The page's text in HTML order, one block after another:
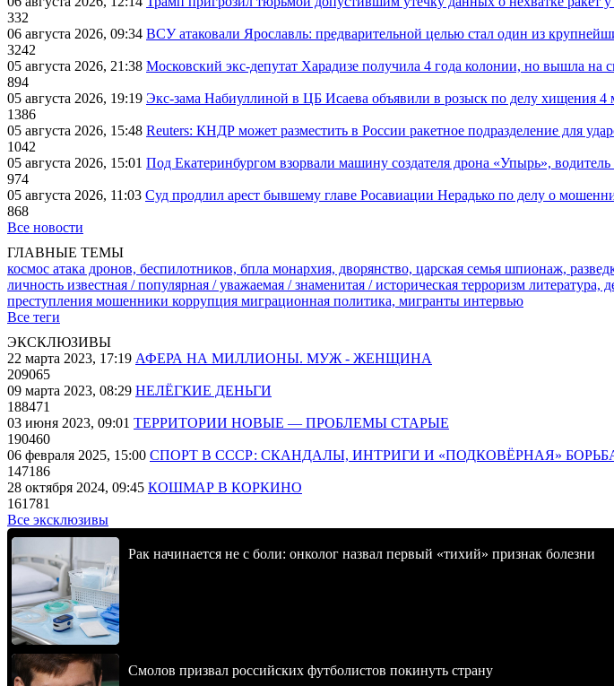
332
06 августа 2026, 09:34 ВСУ атаковали Ярославль: предварительной целью стал один из
3242
05 августа 2026, 21:38 Московский экс-депутат Харадизе получила 4 года колонии, но вышла на
894
05 августа 2026, 19:19 Экс-зама Набиуллиной в ЦБ Исаева объявили в розыск по делу хищения 4
1386
05 августа 2026, 15:48 Reuters: КНДР может разместить в России ракетное подразделение для
1042
05 августа 2026, 15:01 Под Екатеринбургом взорвали машину создателя дрона «Упырь», водитель
974
05 августа 2026, 11:03 Суд продлил арест бывшему главе Росавиации Нерадько по делу о
868
Все новости
ГЛАВНЫЕ ТЕМЫ
космос атака дронов, беспилотников, бпла монархия, дворянство, царская семья шпионаж,
личность известная / популярная / уважаемая / знаменитая / историческая терроризм литература,
преступления мошенники коррупция миграционная политика, мигранты интервью
Все теги
ЭКСКЛЮЗИВЫ
22 марта 2023, 17:19 АФЕРА НА МИЛЛИОНЫ. МУЖ - ЖЕНЩИНА
209065
09 марта 2023, 08:29 НЕЛЁГКИЕ ДЕНЬГИ
188471
03 июня 2023, 09:01 ТЕРРИТОРИИ НОВЫЕ — ПРОБЛЕМЫ СТАРЫЕ
190460
06 февраля 2025, 15:00 СПОРТ В СССР: СКАНДАЛЫ, ИНТРИГИ И «ПОДКОВЁРНАЯ»
147186
28 октября 2024, 09:45 КОШМАР В КОРКИНО
161781
Все эксклюзивы
Рак начинается не с боли: онколог назвал первый «тихий» признак болезни
Смолов призвал российских футболистов покинуть страну